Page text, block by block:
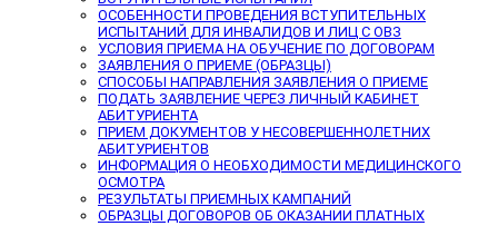
ОСОБЕННОСТИ ПРОВЕДЕНИЯ ВСТУПИТЕЛЬНЫХ
ИСПЫТАНИЙ ДЛЯ ИНВАЛИДОВ И ЛИЦ С ОВЗ
УСЛОВИЯ ПРИЕМА НА ОБУЧЕНИЕ ПО ДОГОВОРАМ
ЗАЯВЛЕНИЯ О ПРИЕМЕ (ОБРАЗЦЫ)
СПОСОБЫ НАПРАВЛЕНИЯ ЗАЯВЛЕНИЯ О ПРИЕМЕ
ПОДАТЬ ЗАЯВЛЕНИЕ ЧЕРЕЗ ЛИЧНЫЙ КАБИНЕТ
АБИТУРИЕНТА
ПРИЕМ ДОКУМЕНТОВ У НЕСОВЕРШЕННОЛЕТНИХ
АБИТУРИЕНТОВ
ИНФОРМАЦИЯ О НЕОБХОДИМОСТИ МЕДИЦИНСКОГО
ОСМОТРА
РЕЗУЛЬТАТЫ ПРИЕМНЫХ КАМПАНИЙ
ОБРАЗЦЫ ДОГОВОРОВ ОБ ОКАЗАНИИ ПЛАТНЫХ